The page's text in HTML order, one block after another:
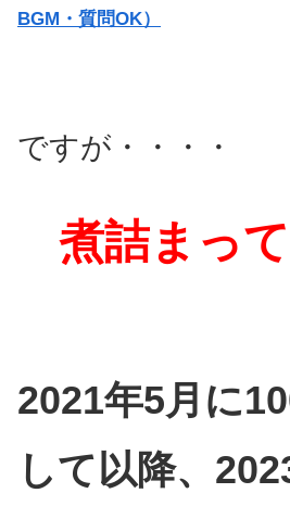
BGM・質問OK）
ですが・・・・
煮詰まっ
2021年5月に
して以降、